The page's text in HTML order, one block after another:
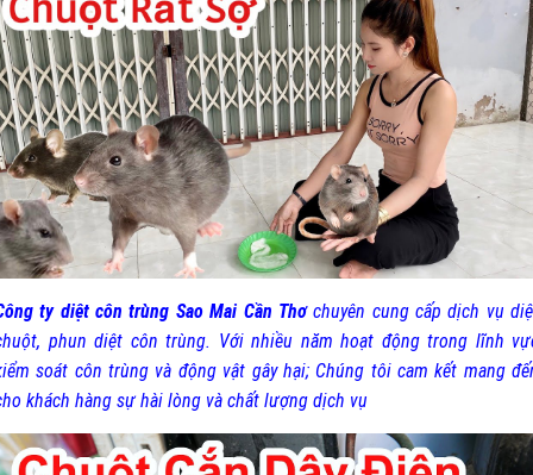
ty diệt côn trùng Sao Mai Cần Thơchuyên cung cấp dịch vụ
phun diệt côn trùng. Với nhiều năm hoạt động trong lĩnh
soát côn trùng và động vật gây hại; Chúng tôi cam kết mang
khách hàng sự hài lòng và chất lượng dịch vụ